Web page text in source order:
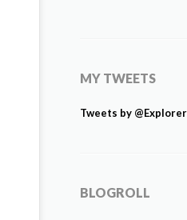
MY TWEETS
Tweets by
BLOGROLL